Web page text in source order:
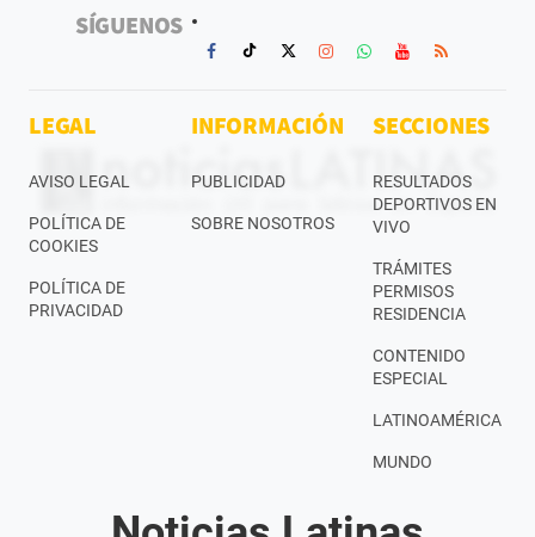
SÍGUENOS
LEGAL
AVISO LEGAL
POLÍTICA DE
COOKIES
POLÍTICA DE
PRIVACIDAD
INFORMACIÓN
PUBLICIDAD
SOBRE NOSOTROS
SECCIONES
RESULTADOS
DEPORTIVOS EN
VIVO
TRÁMITES
PERMISOS
RESIDENCIA
CONTENIDO
ESPECIAL
LATINOAMÉRICA
MUNDO